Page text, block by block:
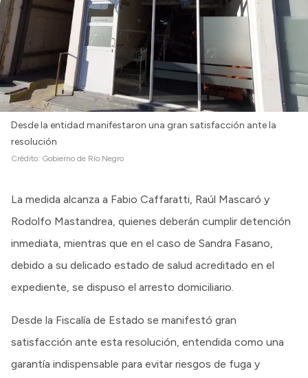
Desde la entidad manifestaron una gran satisfacción ante la
resolución
Crédito: Gobierno de Río Negro
La medida alcanza a Fabio Caffaratti, Raúl Mascaró y
Rodolfo Mastandrea, quienes deberán cumplir detención
inmediata, mientras que en el caso de Sandra Fasano,
debido a su delicado estado de salud acreditado en el
expediente, se dispuso el arresto domiciliario.
Desde la Fiscalía de Estado se manifestó gran
satisfacción ante esta resolución, entendida como una
garantía indispensable para evitar riesgos de fuga y